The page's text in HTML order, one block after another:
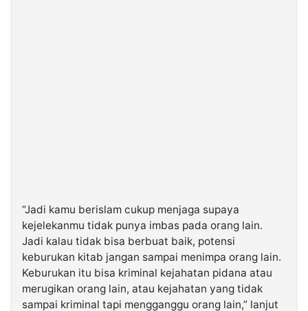
“Jadi kamu berislam cukup menjaga supaya
kejelekanmu tidak punya imbas pada orang lain.
Jadi kalau tidak bisa berbuat baik, potensi
keburukan kitab jangan sampai menimpa orang lain.
Keburukan itu bisa kriminal kejahatan pidana atau
merugikan orang lain, atau kejahatan yang tidak
sampai kriminal tapi mengganggu orang lain,” lanjut